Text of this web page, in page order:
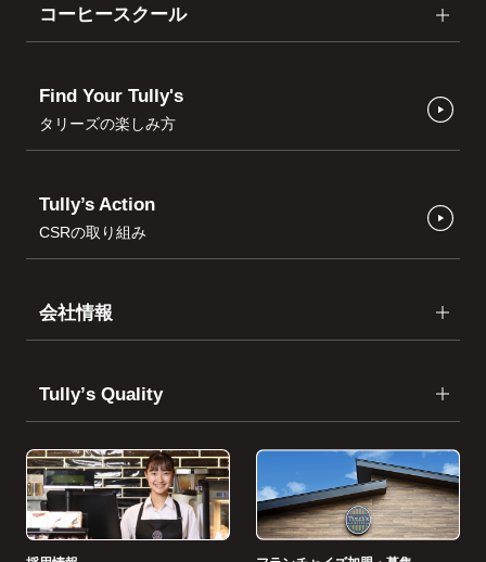
コーヒースクール
Find Your Tully's
タリーズの楽しみ方
Tully’s Action
CSRの取り組み
会社情報
Tullyʼs Quality